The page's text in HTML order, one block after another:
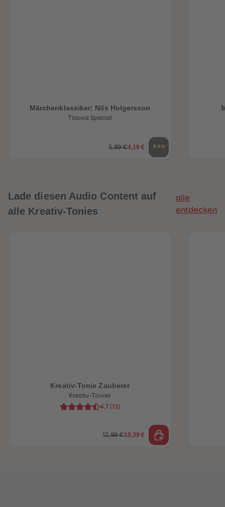
Märchenklassiker: Nils Holgersson
Titania Special
5,99 €4,19 €
Lade diesen Audio Content auf
alle Kreativ-Tonies
alle
entdecken
Kreativ-Tonie Zauberer
Kreativ-Tonies
4.7 (13)
12,99 €10,39 €